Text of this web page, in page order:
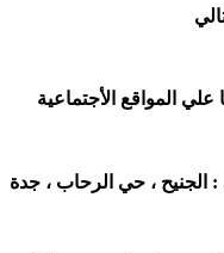
المواقع الأجتماعية
: الجنيح ، حي الرحاب ، جدة